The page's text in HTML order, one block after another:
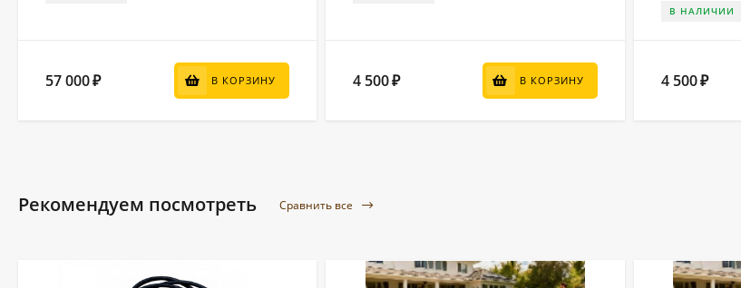
57 000₽ В КОРЗИНУ 4 500₽ В КОРЗИНУ
В НАЛИЧИИ
4 500₽
Рекомендуем посмотреть Сравнить все